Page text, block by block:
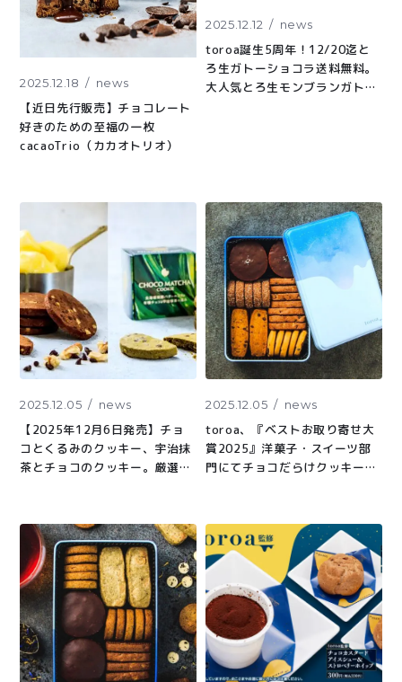
読みもの
会社概要
商品
特集記事
メンバー特典
プライバシーポリシー
特定商取引法に基づく表記
2025.12.18 news
【近日先行販売】チョコレート
好きのための至福の一枚
cacaoTrio（カカオトリオ）
2025.12.12 news
toroa誕生5周年！12/20迄と
ろ生ガトーショコラ送料無料。
大人気とろ生モンブランガトー
2025.12.05 news
【2025年12月6日発売】チョ
コとくるみのクッキー、宇治抹
茶とチョコのクッキー。厳選し
届け
2025.12.05 news
toroa、『ベストお取り寄せ大
賞2025』洋菓子・スイーツ部
門にてチョコだらけクッキー缶
続入賞殿堂入のとろ生チーズケ
ーキに続き4年連続入賞